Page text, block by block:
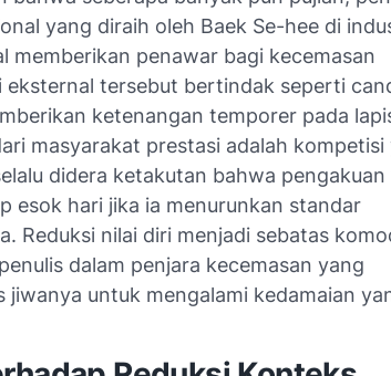
yang diraih oleh Baek Se-hee di
memberikan penawar bagi kecemasan
eksternal tersebut bertindak seperti
ketenangan temporer pada
masyarakat prestasi adalah kompetisi
didera ketakutan bahwa pengakuan
esok hari jika ia menurunkan standar
Reduksi nilai diri menjadi sebatas
dalam penjara kecemasan yang
jiwanya untuk mengalami kedamaian